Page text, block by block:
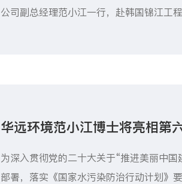
公司副总经理范小江一行，赴韩国锦江工
华远环境范小江博士将亮相第
为深入贯彻党的二十大关于“推进美丽中
部署，落实《国家水污染防治行动计划》